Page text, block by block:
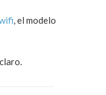
, el modelo